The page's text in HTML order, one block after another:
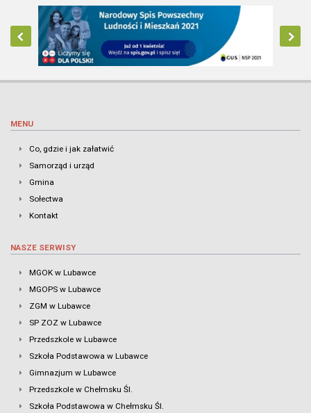
MENU
Co, gdzie i jak załatwić
Samorząd i urząd
Gmina
Sołectwa
Kontakt
NASZE SERWISY
MGOK w Lubawce
MGOPS w Lubawce
ZGM w Lubawce
SP ZOZ w Lubawce
Przedszkole w Lubawce
Szkoła Podstawowa w Lubawce
Gimnazjum w Lubawce
Przedszkole w Chełmsku Śl.
Szkoła Podstawowa w Chełmsku Śl.